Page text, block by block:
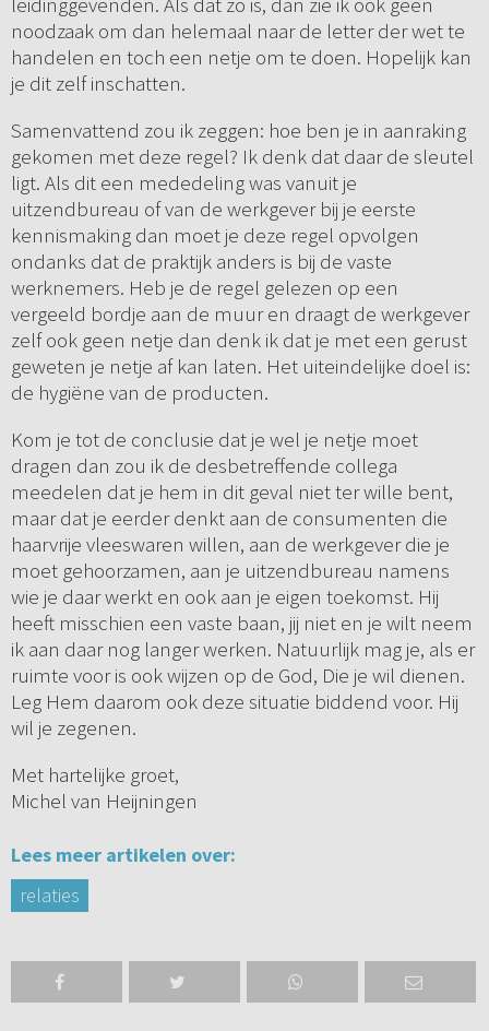
noodzaak om dan helemaal naar de letter der wet te
handelen en toch een netje om te doen. Hopelijk kan
je dit zelf inschatten.
Samenvattend zou ik zeggen: hoe ben je in aanraking
gekomen met deze regel? Ik denk dat daar de sleutel
ligt. Als dit een mededeling was vanuit je
uitzendbureau of van de werkgever bij je eerste
kennismaking dan moet je deze regel opvolgen
ondanks dat de praktijk anders is bij de vaste
werknemers. Heb je de regel gelezen op een
vergeeld bordje aan de muur en draagt de werkgever
zelf ook geen netje dan denk ik dat je met een gerust
geweten je netje af kan laten. Het uiteindelijke doel is:
de hygiëne van de producten.
Kom je tot de conclusie dat je wel je netje moet
dragen dan zou ik de desbetreffende collega
meedelen dat je hem in dit geval niet ter wille bent,
maar dat je eerder denkt aan de consumenten die
haarvrije vleeswaren willen, aan de werkgever die je
moet gehoorzamen, aan je uitzendbureau namens
wie je daar werkt en ook aan je eigen toekomst. Hij
heeft misschien een vaste baan, jij niet en je wilt neem
ik aan daar nog langer werken. Natuurlijk mag je, als er
ruimte voor is ook wijzen op de God, Die je wil dienen.
Leg Hem daarom ook deze situatie biddend voor. Hij
wil je zegenen.
Met hartelijke groet,
Michel van Heijningen
Lees meer artikelen over:
relaties